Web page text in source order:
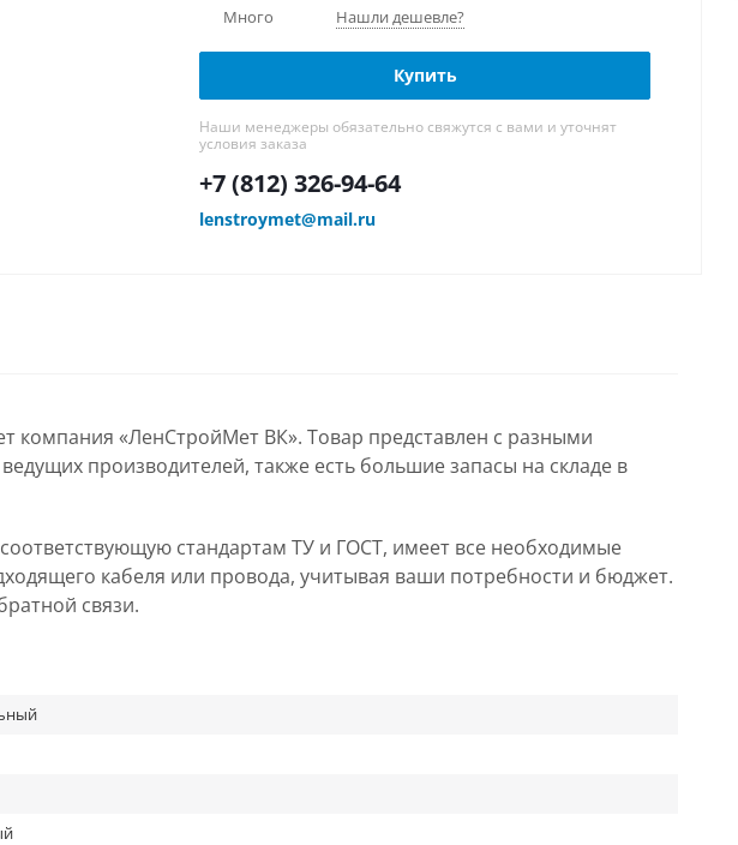
Много Нашли дешевле?
Купить
Наши менеджеры обязательно свяжутся с вами и уточнят
условия заказа
+7 (812) 326-94-64
lenstroymet@mail.ru
компания «ЛенСтройМет ВК». Товар представлен с разными
производителей, также есть большие запасы на складе в
стандартам ТУ и ГОСТ, имеет все необходимые
кабеля или провода, учитывая ваши потребности и бюджет.
связи.